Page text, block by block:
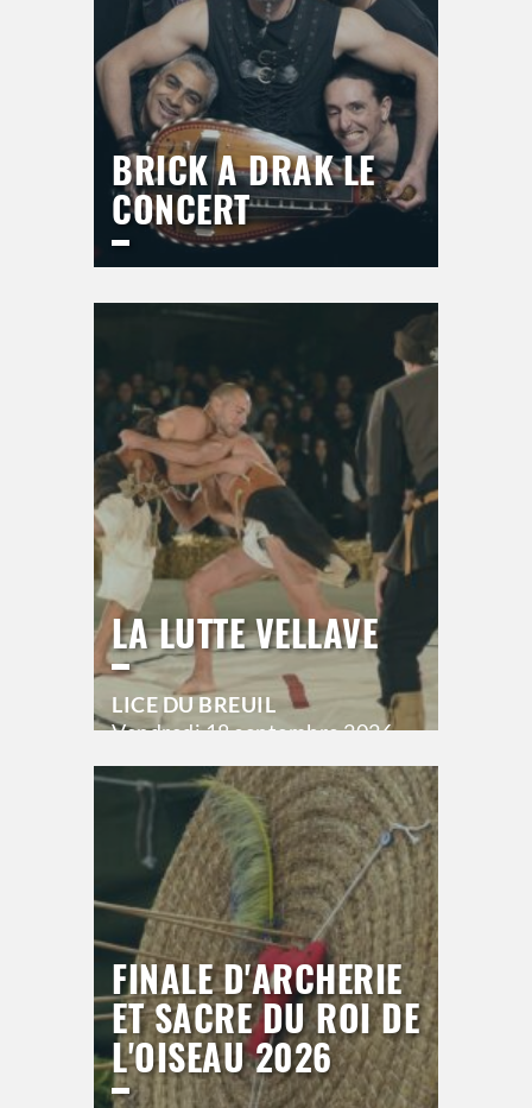
BRICK A DRAK LE
CONCERT
Jeudi17 septembre 2026
>Hors saison
LA LUTTE VELLAVE
LICE DU BREUIL
Vendredi18 septembre 2026
Hors saison
FINALE D'ARCHERIE
ET SACRE DU ROI DE
L'OISEAU 2026